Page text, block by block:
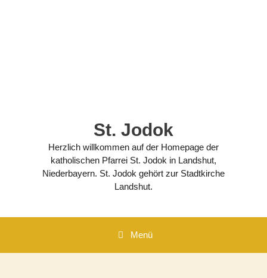
St. Jodok
Herzlich willkommen auf der Homepage der
katholischen Pfarrei St. Jodok in Landshut,
Niederbayern. St. Jodok gehört zur Stadtkirche
Landshut.
Menü